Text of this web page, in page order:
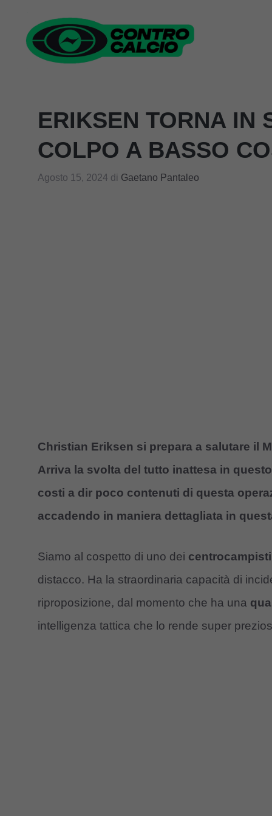
contenuto
ERIKSEN TORNA IN
COLPO A BASSO
Agosto 15, 2024 di Gaetano Pantaleo
Christian Eriksen si prepara a salutare il
Arriva la svolta del tutto inattesa in
costi a dir poco contenuti di questa
accadendo in maniera dettagliata in
Siamo al cospetto di uno dei centrocampisti
distacco. Ha la straordinaria capacità di
riproposizione, dal momento che ha una
intelligenza tattica che lo rende super